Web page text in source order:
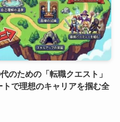
のための「転職クエスト」
トで理想のキャリアを掴む全